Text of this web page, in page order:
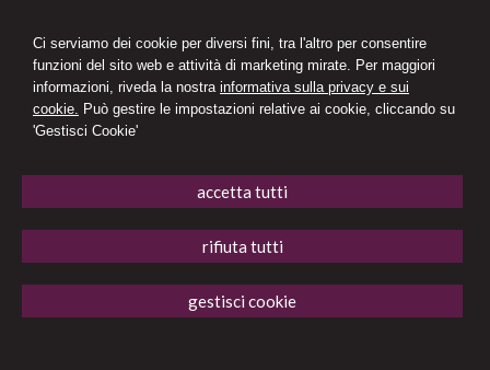
Ci serviamo dei cookie per diversi fini, tra l'altro per consentire
funzioni del sito web e attività di marketing mirate. Per maggiori
informazioni, riveda la nostra informativa sulla privacy e sui
cookie. Può gestire le impostazioni relative ai cookie, cliccando su
'Gestisci Cookie'
accetta tutti
rifiuta tutti
gestisci cookie